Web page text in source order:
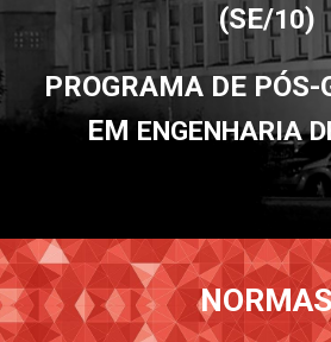
(SE/10)
PROGRAMA DE PÓS-
EM ENGENHARIA